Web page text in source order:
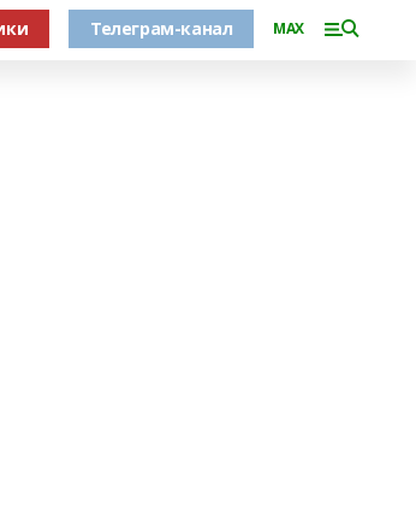
Телеграм-канал MAX